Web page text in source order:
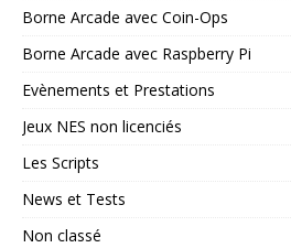
Borne Arcade avec Coin-Ops
Borne Arcade avec Raspberry Pi
Evènements et Prestations
Jeux NES non licenciés
Les Scripts
News et Tests
Non classé